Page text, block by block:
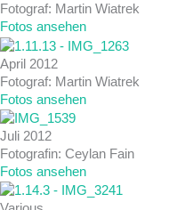
Fotograf: Martin Wiatrek
Fotos ansehen
April 2012
Fotograf: Martin Wiatrek
Fotos ansehen
Juli 2012
Fotografin: Ceylan Fain
Fotos ansehen